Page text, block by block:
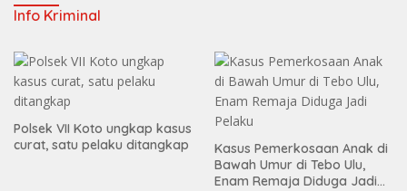
Info Kriminal
Polsek VII Koto ungkap kasus
curat, satu pelaku ditangkap
Kasus Pemerkosaan Anak di
Bawah Umur di Tebo Ulu,
Enam Remaja Diduga Jadi